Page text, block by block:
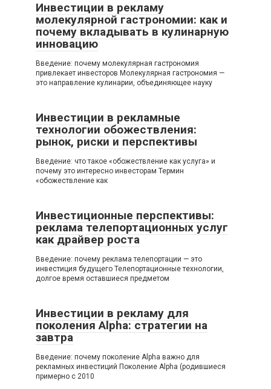
Инвестиции в рекламу
молекулярной гастрономии: как и
почему вкладывать в кулинарную
инновацию
Введение: почему молекулярная гастрономия
привлекает инвесторов Молекулярная гастрономия —
это направление кулинарии, объединяющее науку
Инвестиции в рекламные
технологии обожествления:
рынок, риски и перспективы
Введение: что такое «обожествление как услуга» и
почему это интересно инвесторам Термин
«обожествление как
Инвестиционные перспективы:
реклама телепортационных услуг
как драйвер роста
Введение: почему реклама телепортации — это
инвестиция будущего Телепортационные технологии,
долгое время оставшиеся предметом
Инвестиции в рекламу для
поколения Alpha: стратегии на
завтра
Введение: почему поколение Alpha важно для
рекламных инвестиций Поколение Alpha (родившиеся
примерно с 2010